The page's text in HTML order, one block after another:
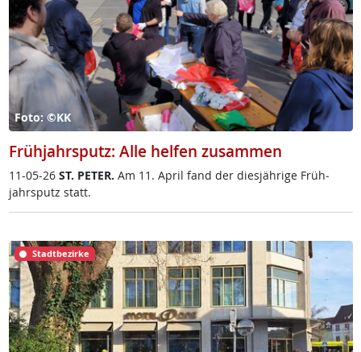
Foto: ©KK
Frühjahrsputz: Alle helfen zusammen
11-05-26 ST. PE­TER. Am 11. April fand der dies­jäh­ri­ge Früh­
jahrs­putz statt.
Stadtbezirke